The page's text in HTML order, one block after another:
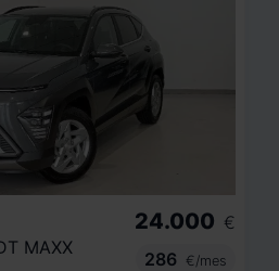
MAXX
24.000 €
286
€/mes